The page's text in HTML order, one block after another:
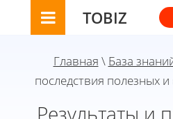
TOBIZ
Главная \ База
последствия полезных
Результаты и